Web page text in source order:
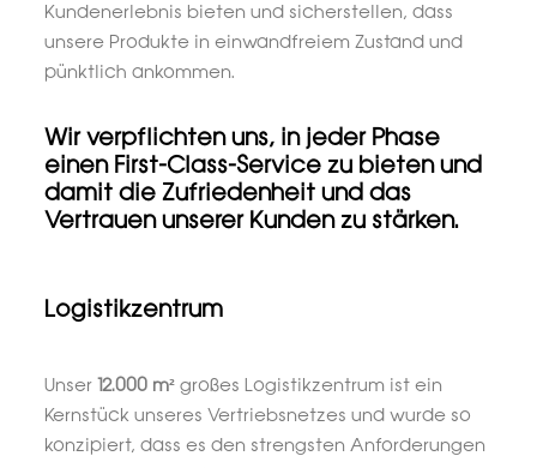
Kundenerlebnis bieten und sicherstellen, dass
unsere Produkte in einwandfreiem Zustand und
pünktlich ankommen.
Wir verpflichten uns, in jeder Phase
einen First-Class-Service zu bieten und
damit die Zufriedenheit und das
Vertrauen unserer Kunden zu stärken.
Logistikzentrum
Unser 12.000 m²großes Logistikzentrum ist ein
Kernstück unseres Vertriebsnetzes und wurde so
konzipiert, dass es den strengsten Anforderungen